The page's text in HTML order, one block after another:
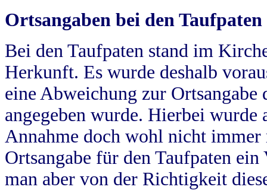
Ortsangaben bei den Taufpaten
Bei den Taufpaten stand im
Herkunft. Es wurde deshalb
eine Abweichung zur
angegeben wurde. Hierbei wurde
Annahme doch wohl nicht
Ortsangabe für den Taufpaten
man aber von der Richtigkeit